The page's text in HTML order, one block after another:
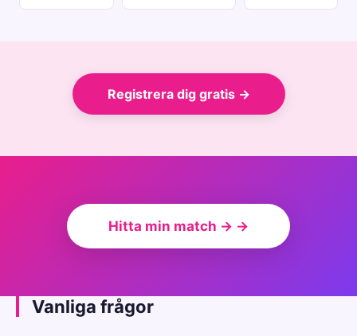
Registrera dig gratis →
Hitta min match → →
Vanliga frågor